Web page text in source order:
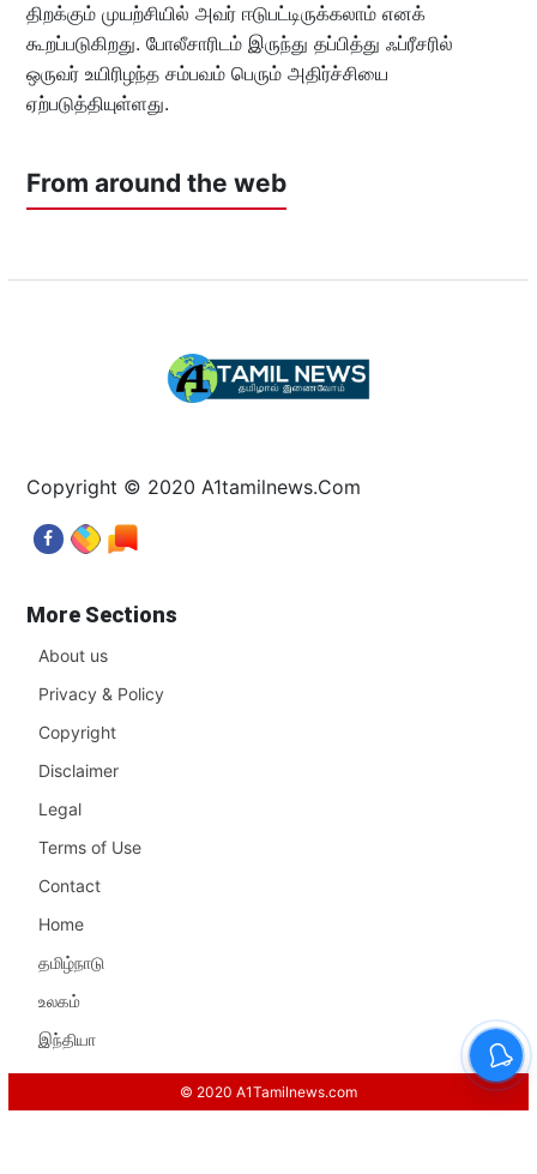
திறக்கும் முயற்சியில் அவர் ஈடுபட்டிருக்கலாம் எனக்
கூறப்படுகிறது. போலீசாரிடம் இருந்து தப்பித்து ஃப்ரீசரில்
ஒருவர் உயிரிழந்த சம்பவம் பெரும் அதிர்ச்சியை
ஏற்படுத்தியுள்ளது.
From around the web
Copyright © 2020 A1tamilnews.Com
More Sections
About us
Privacy & Policy
Copyright
Disclaimer
Legal
Terms of Use
Contact
Home
தமிழ்நாடு
உலகம்
இந்தியா
© 2020 A1Tamilnews.com